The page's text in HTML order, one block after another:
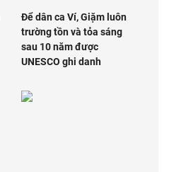
Để dân ca Ví, Giặm luôn
trường tồn và tỏa sáng
sau 10 năm được
UNESCO ghi danh